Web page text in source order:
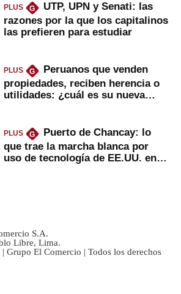
PLUS G
UTP, UPN y Senati: las
razones por la que los capitalinos
las prefieren para estudiar
PLUS G
Peruanos que venden
propiedades, reciben herencia o
utilidades: ¿cuál es su nueva
PLUS G
Puerto de Chancay: lo
que trae la marcha blanca por
uso de tecnología de EE.UU. en
S.A.
Libre, Lima.
Grupo El Comercio | Todos los derechos